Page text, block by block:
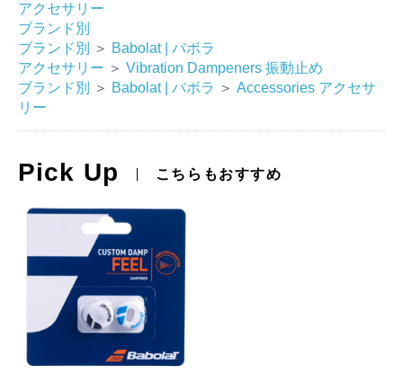
アクセサリー
ブランド別
ブランド別
＞ Babolat | バボラ
アクセサリー ＞ Vibration Dampeners 振動止め
ブランド別
＞ Babolat | バボラ ＞ Accessories アクセサ
リー
Pick Up こちらもおすすめ